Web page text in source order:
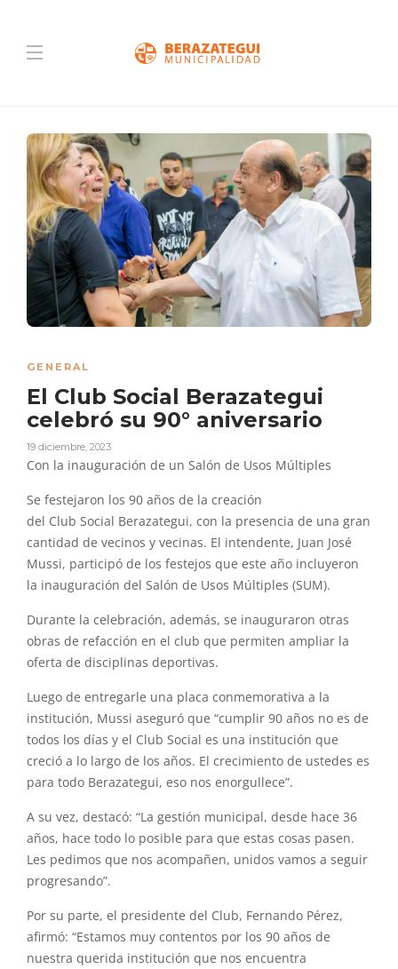
GENERAL
El Club Social Berazategui
celebró su 90° aniversario
19 diciembre, 2023
Con la inauguración de un Salón de Usos Múltiples
Se festejaron los 90 años de la creación
del Club Social Berazategui, con la presencia de una gran
cantidad de vecinos y vecinas. El intendente, Juan José
Mussi, participó de los festejos que este año incluyeron
la inauguración del Salón de Usos Múltiples (SUM).
Durante la celebración, además, se inauguraron otras
obras de refacción en el club que permiten ampliar la
oferta de disciplinas deportivas.
Luego de entregarle una placa conmemorativa a la
institución, Mussi aseguró que “cumplir 90 años no es de
todos los días y el Club Social es una institución que
creció a lo largo de los años. El crecimiento de ustedes es
para todo Berazategui, eso nos enorgullece”.
A su vez, destacó: “La gestión municipal, desde hace 36
años, hace todo lo posible para que estas cosas pasen.
Les pedimos que nos acompañen, unidos vamos a seguir
progresando”.
Por su parte, el presidente del Club, Fernando Pérez,
afirmó: “Estamos muy contentos por los 90 años de
nuestra querida institución que nos encuentra